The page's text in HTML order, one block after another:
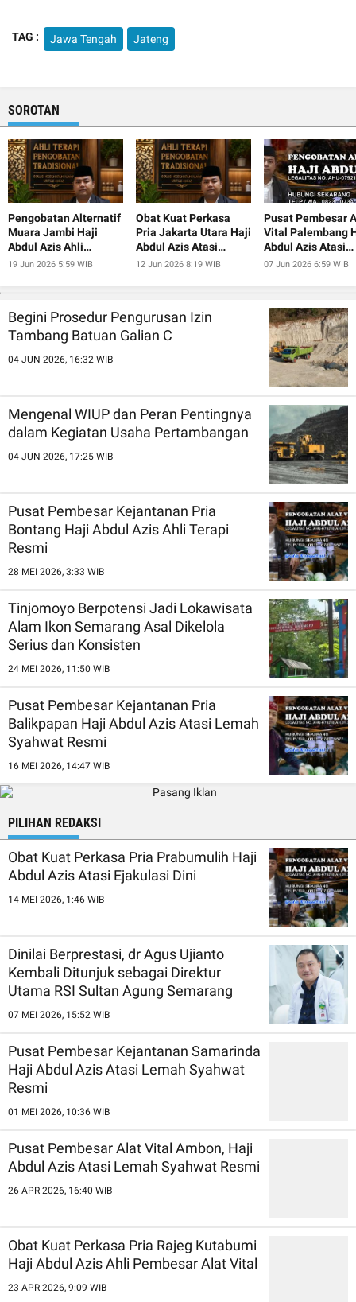
TAG : Jawa Tengah Jateng
SOROTAN
Pengobatan Alternatif
Muara Jambi Haji
Abdul Azis Ahli
Pembesar Alat Vital
19 Jun 2026 5:59 WIB
Obat Kuat Perkasa
Pria Jakarta Utara Haji
Abdul Azis Atasi
Ejakulasi Dini
12 Jun 2026 8:19 WIB
Pusat Pembesar
Vital Palembang
Abdul Azis Atasi
Ejakulasi Dini
07 Jun 2026 6:59 WIB
Begini Prosedur Pengurusan Izin
Tambang Batuan Galian C
04 JUN 2026, 16:32 WIB
Mengenal WIUP dan Peran Pentingnya
dalam Kegiatan Usaha Pertambangan
04 JUN 2026, 17:25 WIB
Pusat Pembesar Kejantanan Pria
Bontang Haji Abdul Azis Ahli Terapi
Resmi
28 MEI 2026, 3:33 WIB
Tinjomoyo Berpotensi Jadi Lokawisata
Alam Ikon Semarang Asal Dikelola
Serius dan Konsisten
24 MEI 2026, 11:50 WIB
Pusat Pembesar Kejantanan Pria
Balikpapan Haji Abdul Azis Atasi Lemah
Syahwat Resmi
16 MEI 2026, 14:47 WIB
PILIHAN REDAKSI
Obat Kuat Perkasa Pria Prabumulih Haji
Abdul Azis Atasi Ejakulasi Dini
14 MEI 2026, 1:46 WIB
Dinilai Berprestasi, dr Agus Ujianto
Kembali Ditunjuk sebagai Direktur
Utama RSI Sultan Agung Semarang
07 MEI 2026, 15:52 WIB
Pusat Pembesar Kejantanan Samarinda
Haji Abdul Azis Atasi Lemah Syahwat
Resmi
01 MEI 2026, 10:36 WIB
Pusat Pembesar Alat Vital Ambon, Haji
Abdul Azis Atasi Lemah Syahwat Resmi
26 APR 2026, 16:40 WIB
Obat Kuat Perkasa Pria Rajeg Kutabumi
Haji Abdul Azis Ahli Pembesar Alat Vital
23 APR 2026, 9:09 WIB